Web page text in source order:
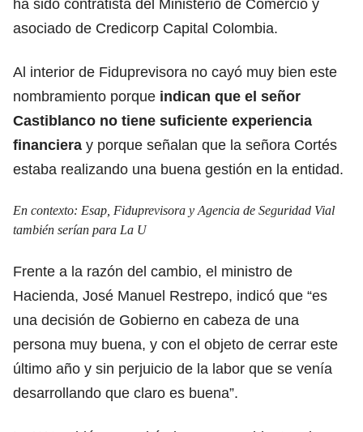
ha sido contratista del Ministerio de Comercio y
asociado de Credicorp Capital Colombia.
Al interior de Fiduprevisora no cayó muy bien este
nombramiento porque indican que el señor
Castiblanco no tiene suficiente experiencia
financiera y porque señalan que la señora Cortés
estaba realizando una buena gestión en la entidad.
En contexto: Esap, Fiduprevisora y Agencia de Seguridad Vial
también serían para La U
Frente a la razón del cambio, el ministro de
Hacienda, José Manuel Restrepo, indicó que “es
una decisión de Gobierno en cabeza de una
persona muy buena, y con el objeto de cerrar este
último año y sin perjuicio de la labor que se venía
desarrollando que claro es buena”.